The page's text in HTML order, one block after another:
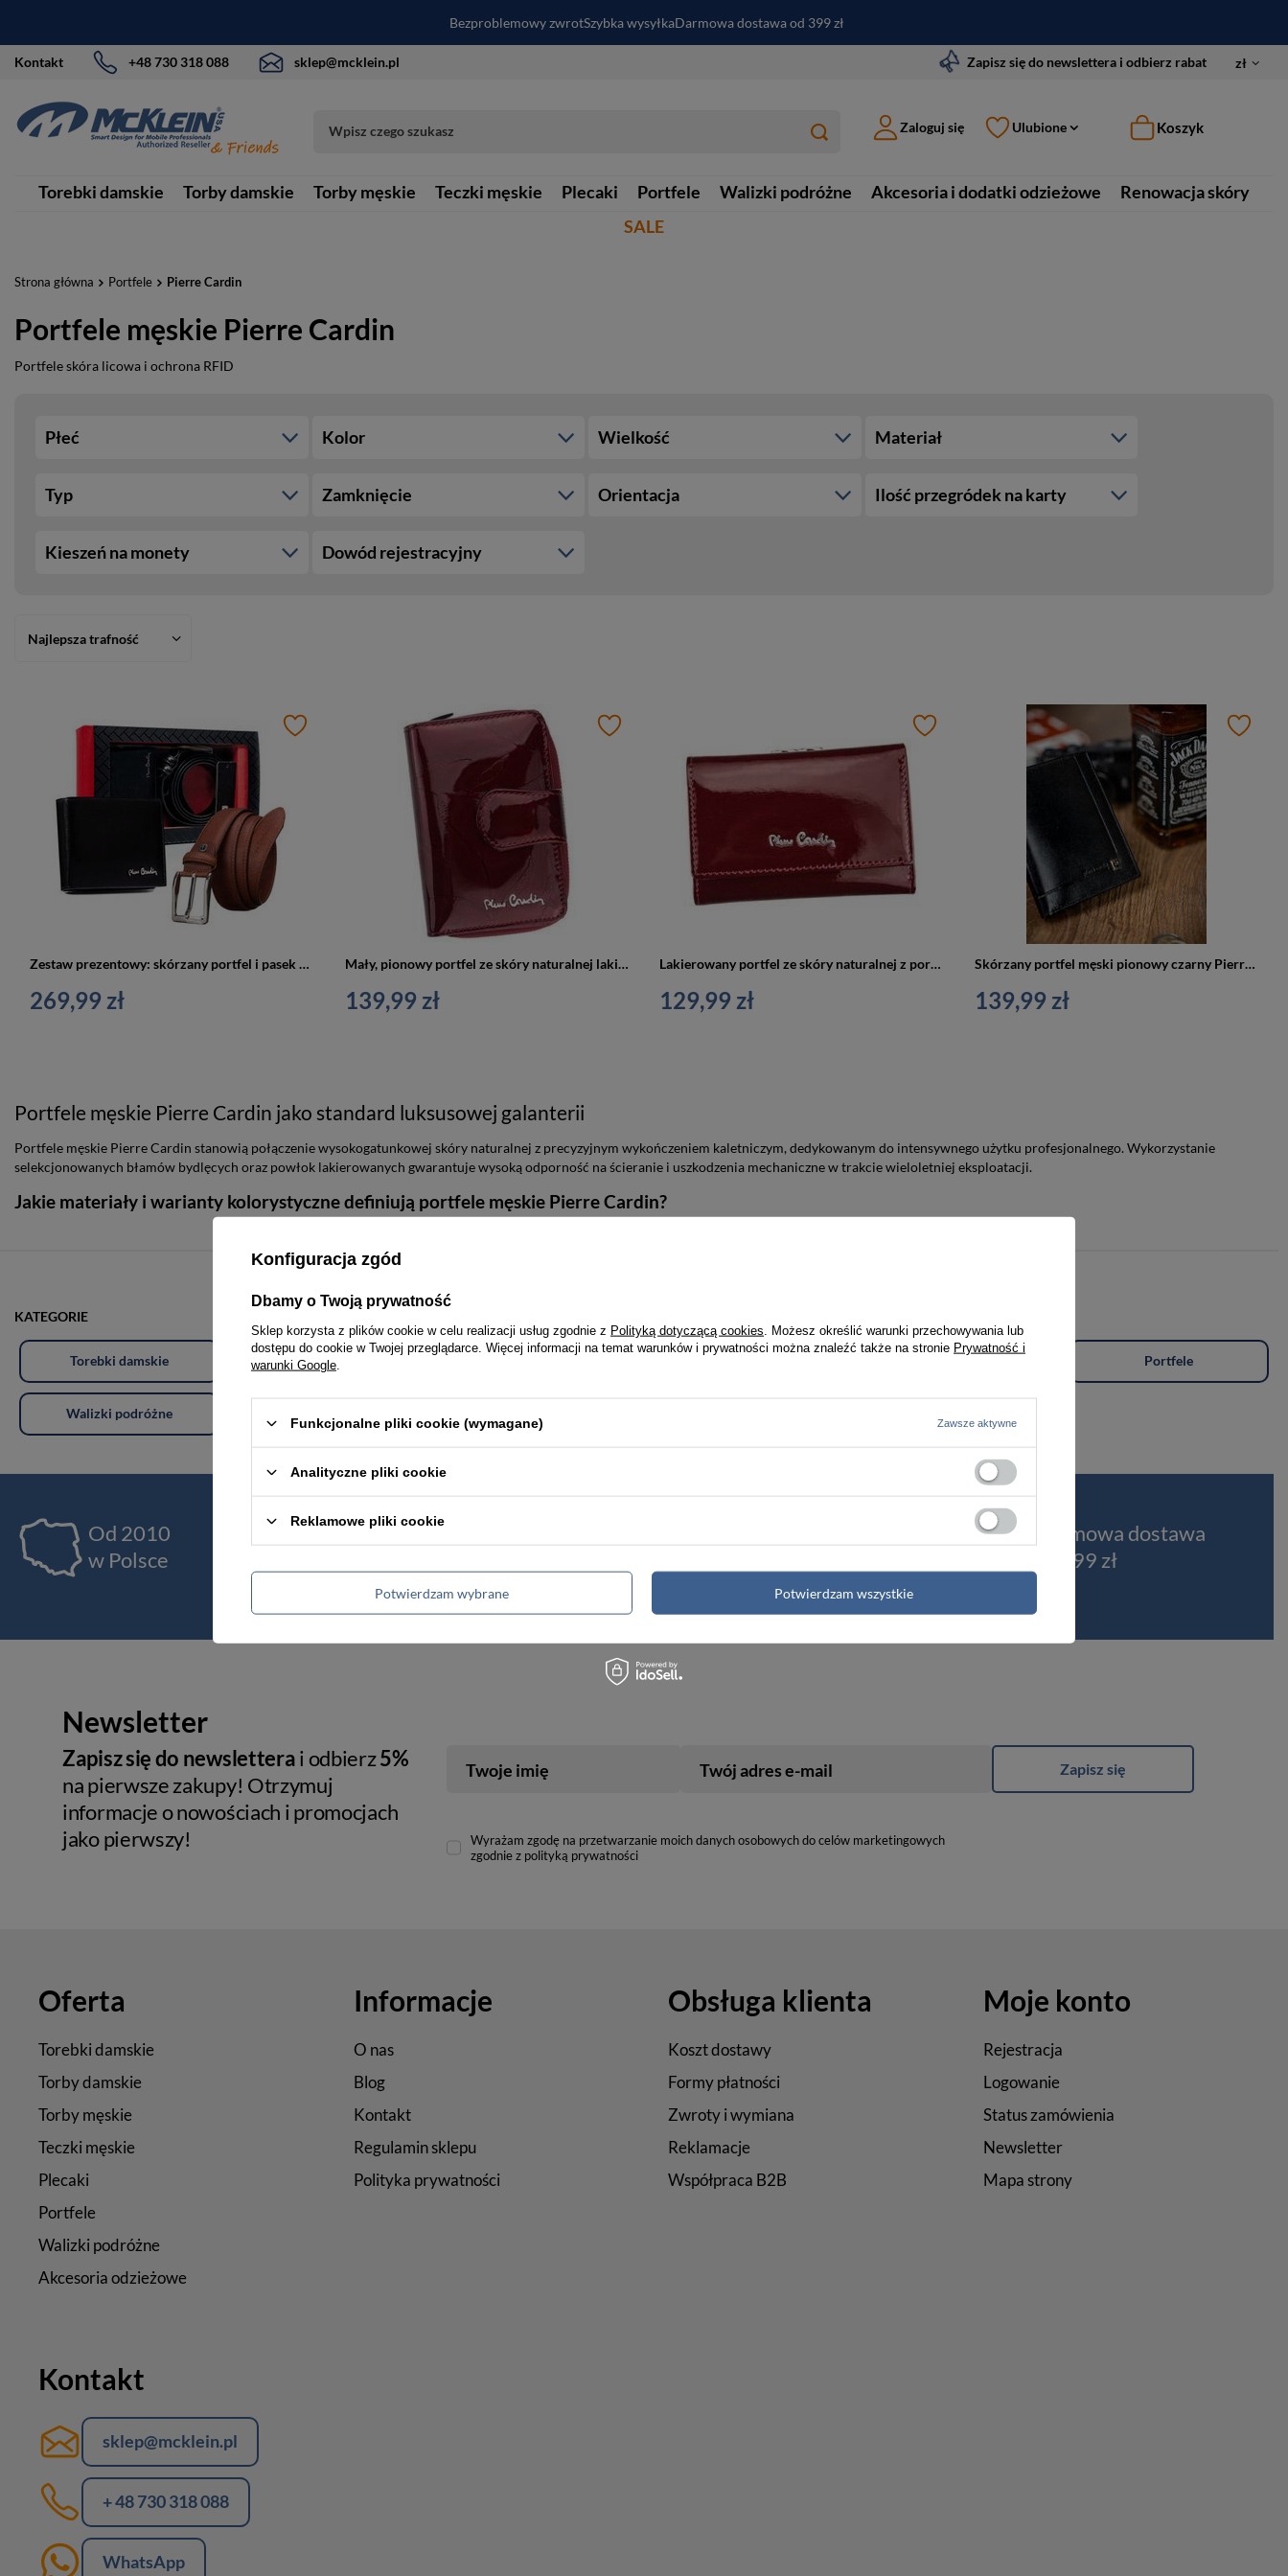
Bezproblemowy zwrotSzybka wysyłkaDarmowa dostawa od 399 zł
Kontakt +48 730 318 088 sklep@mcklein.pl Zapisz się do newslettera i odbierz rabat zł
Zaloguj się Ulubione Koszyk
Torebki damskie Torby damskie Torby męskie Teczki męskie Plecaki Portfele Walizki podróżne Akcesoria i dodatki odzieżowe
Renowacja skóry
SALE
Strona główna Portfele Pierre Cardin
Portfele męskie Pierre Cardin
Portfele skóra licowa i ochrona RFID
Płeć Kolor Wielkość Materiał
Typ Zamknięcie Orientacja Ilość przegródek na karty
Kieszeń na monety Dowód rejestracyjny
Najlepsza trafność
Zestaw prezentowy: skórzany portfel i pasek męski brązowy — Pierre Cardin ZM-PC31
269,99 zł
Mały, pionowy portfel ze skóry naturalnej lakierowanej z motywem liści — Pierre Cardin
139,99 zł
Lakierowany portfel ze skóry naturalnej z portmonetką na bigiel — Pierre Cardin
129,99 zł
Skórzany portfel męski pionowy czarny Pierre Cardin 326 YS507
139,99 zł
Portfele męskie Pierre Cardin jako standard luksusowej galanterii
Portfele męskie Pierre Cardin stanowią połączenie wysokogatunkowej skóry naturalnej z precyzyjnym wykończeniem kaletniczym, dedykowanym do intensywnego użytku profesjonalnego. Wykorzystanie
selekcjonowanych błamów bydlęcych oraz powłok lakierowanych gwarantuje wysoką odporność na ścieranie i uszkodzenia mechaniczne w trakcie wieloletniej eksploatacji.
Jakie materiały i warianty kolorystyczne definiują portfele męskie Pierre Cardin?
KATEGORIE
Torebki damskie Torby damskie Torby męskie Teczki męskie Plecaki Portfele
Walizki podróżne
Od 2010
w Polsce
Jakość
Darmowa dostawa
od 399 zł
Newsletter
Zapisz się do newsletterai odbierz5%
na pierwsze zakupy! Otrzymuj
informacje o nowościach i promocjach
jako pierwszy!
Twoje imię Twój adres e-mail Zapisz się
Wyrażam zgodę na przetwarzanie moich danych osobowych do celów marketingowych
zgodnie z polityką prywatności
Oferta
Torebki damskie
Torby damskie
Torby męskie
Teczki męskie
Plecaki
Portfele
Walizki podróżne
Akcesoria odzieżowe
Informacje
O nas
Blog
Kontakt
Regulamin sklepu
Polityka prywatności
Obsługa klienta
Koszt dostawy
Formy płatności
Zwroty i wymiana
Reklamacje
Współpraca B2B
Moje konto
Rejestracja
Logowanie
Status zamówienia
Newsletter
Mapa strony
Kontakt
sklep@mcklein.pl
+ 48 730 318 088
WhatsApp
Konfiguracja zgód
Dbamy o Twoją prywatność
Sklep korzysta z plików cookie w celu realizacji usług zgodnie z Polityką dotyczącą cookies . Możesz określić warunki przechowywania lub
dostępu do cookie w Twojej przeglądarce. Więcej informacji na temat warunków i prywatności można znaleźć także na stronie Prywatność i
warunki Google
Funkcjonalne pliki cookie (wymagane) Zawsze aktywne
Analityczne pliki cookie
Reklamowe pliki cookie
Potwierdzam wybrane Potwierdzam wszystkie